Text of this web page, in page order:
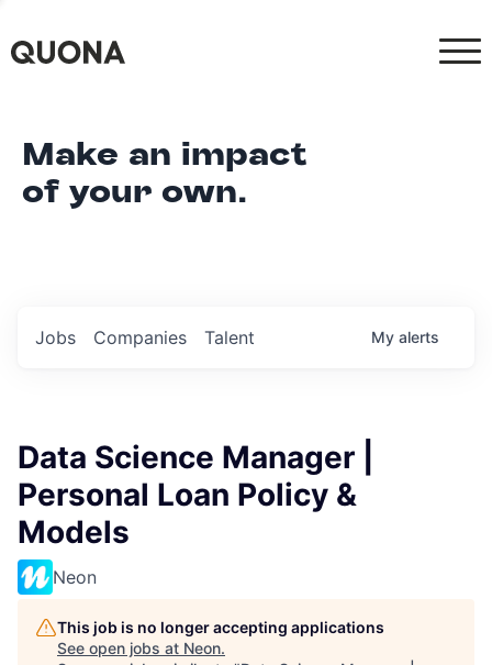
Make an impact
of your own.
Jobs Companies Talent My alerts
Data Science Manager |
Personal Loan Policy &
Models
Neon
This job is no longer accepting applications
See open jobs at Neon.